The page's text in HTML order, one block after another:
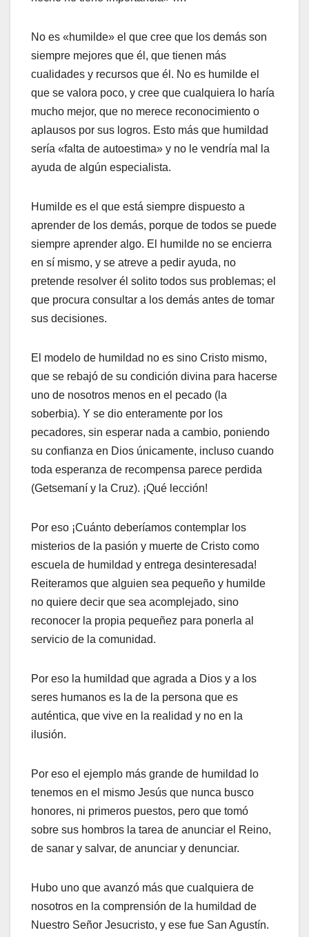
No es «humilde» el que cree que los demás son
siempre mejores que él, que tienen más
cualidades y recursos que él. No es humilde el
que se valora poco, y cree que cualquiera lo haría
mucho mejor, que no merece reconocimiento o
aplausos por sus logros. Esto más que humildad
sería «falta de autoestima» y no le vendría mal la
ayuda de algún especialista.
Humilde es el que está siempre dispuesto a
aprender de los demás, porque de todos se puede
siempre aprender algo. El humilde no se encierra
en sí mismo, y se atreve a pedir ayuda, no
pretende resolver él solito todos sus problemas; el
que procura consultar a los demás antes de tomar
sus decisiones.
El modelo de humildad no es sino Cristo mismo,
que se rebajó de su condición divina para hacerse
uno de nosotros menos en el pecado (la
soberbia). Y se dio enteramente por los
pecadores, sin esperar nada a cambio, poniendo
su confianza en Dios únicamente, incluso cuando
toda esperanza de recompensa parece perdida
(Getsemaní y la Cruz). ¡Qué lección!
Por eso ¡Cuánto deberíamos contemplar los
misterios de la pasión y muerte de Cristo como
escuela de humildad y entrega desinteresada!
Reiteramos que alguien sea pequeño y humilde
no quiere decir que sea acomplejado, sino
reconocer la propia pequeñez para ponerla al
servicio de la comunidad.
Por eso la humildad que agrada a Dios y a los
seres humanos es la de la persona que es
auténtica, que vive en la realidad y no en la
ilusión.
Por eso el ejemplo más grande de humildad lo
tenemos en el mismo Jesús que nunca busco
honores, ni primeros puestos, pero que tomó
sobre sus hombros la tarea de anunciar el Reino,
de sanar y salvar, de anunciar y denunciar.
Hubo uno que avanzó más que cualquiera de
nosotros en la comprensión de la humildad de
Nuestro Señor Jesucristo, y ese fue San Agustín.